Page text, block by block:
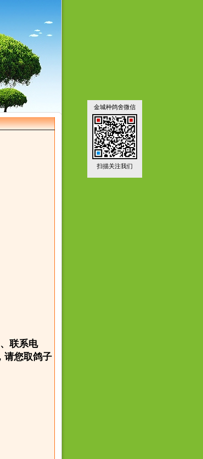
联系电
请您取鸽子
金城种鸽舍微信
扫描关注我们